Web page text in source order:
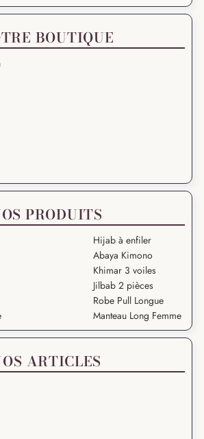
BOUTIQUE
PRODUITS
Hijab à enfiler
Abaya Kimono
Khimar 3 voiles
Jilbab 2 pièces
Robe Pull Longue
Manteau Long Femme
ARTICLES